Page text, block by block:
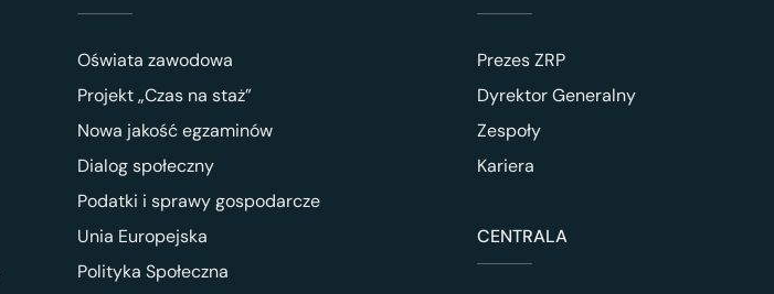
Oświata zawodowa
Projekt „Czas na staż”
Nowa jakość egzaminów
Dialog społeczny
Podatki i sprawy gospodarcze
Unia Europejska
Polityka Społeczna
Prezes ZRP
Dyrektor Generalny
Zespoły
Kariera
CENTRALA